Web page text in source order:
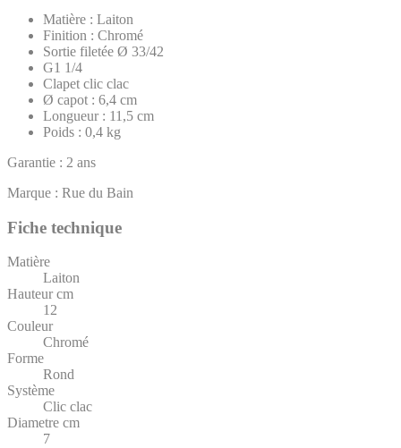
Matière : Laiton
Finition : Chromé
Sortie filetée Ø 33/42
G1 1/4
Clapet clic clac
Ø capot : 6,4 cm
Longueur : 11,5 cm
Poids : 0,4 kg
Garantie : 2 ans
Marque : Rue du Bain
Fiche technique
Matière
Laiton
Hauteur cm
12
Couleur
Chromé
Forme
Rond
Système
Clic clac
Diametre cm
7